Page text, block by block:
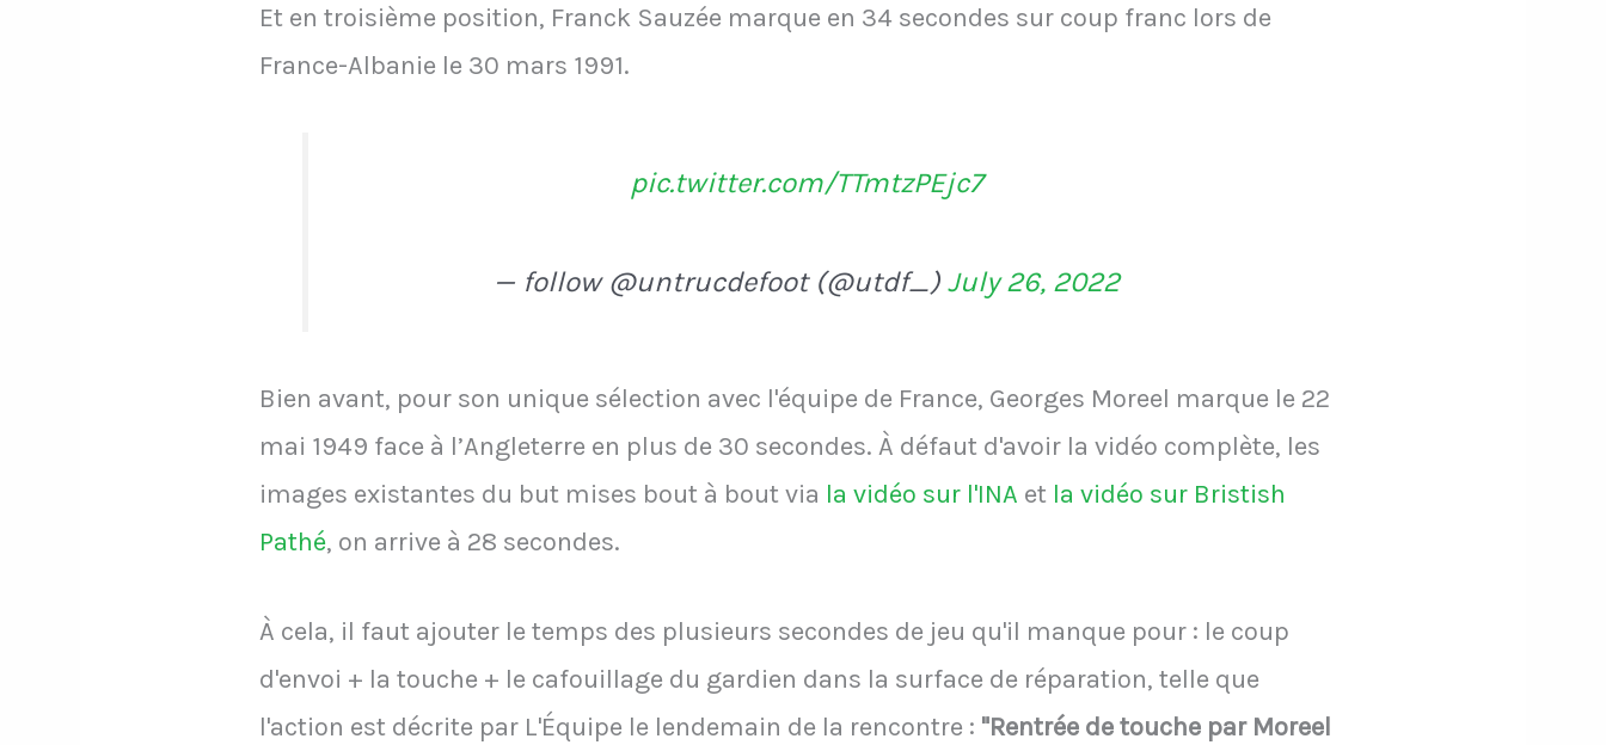
Et en troisième position, Franck Sauzée marque en 34 secondes sur coup franc lors de
France-Albanie le 30 mars 1991.
pic.twitter.com/TTmtzPEjc7
— follow @untrucdefoot (@utdf_) July 26, 2022
Bien avant, pour son unique sélection avec l'équipe de France, Georges Moreel marque le 22
mai 1949 face à l’Angleterre en plus de 30 secondes. À défaut d'avoir la vidéo complète, les
images existantes du but mises bout à bout via la vidéo sur l'INA et la vidéo sur Bristish
Pathé, on arrive à 28 secondes.
À cela, il faut ajouter le temps des plusieurs secondes de jeu qu'il manque pour : le coup
d'envoi + la touche + le cafouillage du gardien dans la surface de réparation, telle que
l'action est décrite par L'Équipe le lendemain de la rencontre : "Rentrée de touche par Moreel